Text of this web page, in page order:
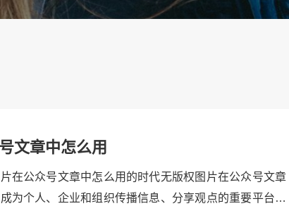
文章中怎么用
在公众号文章中怎么用的时代无版权图片在公众号文章
为个人、企业和组织传播信息、分享观点的重要平台。